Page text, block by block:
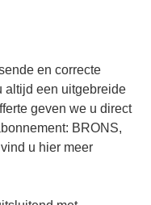
en correcte
altijd een uitgebreide
geven we u direct
BRONS,
u hier meer